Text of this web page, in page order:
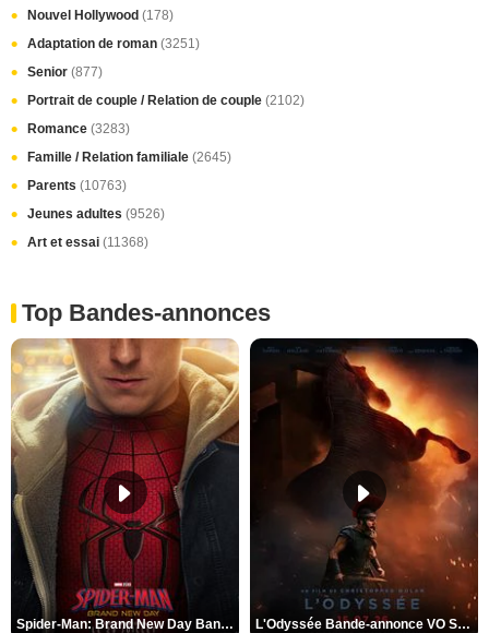
Nouvel Hollywood (178)
Adaptation de roman (3251)
Senior (877)
Portrait de couple / Relation de couple (2102)
Romance (3283)
Famille / Relation familiale (2645)
Parents (10763)
Jeunes adultes (9526)
Art et essai (11368)
Top Bandes-annonces
Spider-Man: Brand New Day Bande-annonce VO STFR L'Odyssée Bande-annonce VO STFR